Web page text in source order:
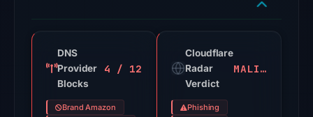
engines
flagged
domain
DNS
Provider
Blocks
4 / 12
Brand Amazon
Cloudflare
Radar
Verdict
MALICIOSO
Phishing